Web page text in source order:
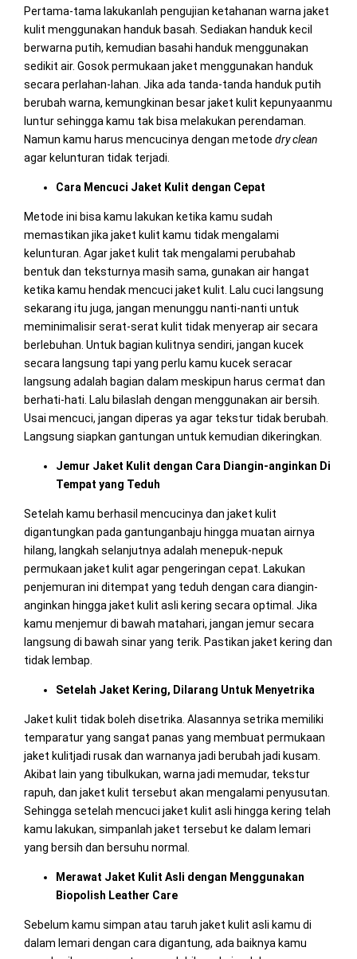
Pertama-tama lakukanlah pengujian ketahanan warna jaket
kulit menggunakan handuk basah. Sediakan handuk kecil
berwarna putih, kemudian basahi handuk menggunakan
sedikit air. Gosok permukaan jaket menggunakan handuk
secara perlahan-lahan. Jika ada tanda-tanda handuk putih
berubah warna, kemungkinan besar jaket kulit kepunyaanmu
luntur sehingga kamu tak bisa melakukan perendaman.
Namun kamu harus mencucinya dengan metode dry clean
agar kelunturan tidak terjadi.
Cara Mencuci Jaket Kulit dengan Cepat
Metode ini bisa kamu lakukan ketika kamu sudah
memastikan jika jaket kulit kamu tidak mengalami
kelunturan. Agar jaket kulit tak mengalami perubahab
bentuk dan teksturnya masih sama, gunakan air hangat
ketika kamu hendak mencuci jaket kulit. Lalu cuci langsung
sekarang itu juga, jangan menunggu nanti-nanti untuk
meminimalisir serat-serat kulit tidak menyerap air secara
berlebuhan. Untuk bagian kulitnya sendiri, jangan kucek
secara langsung tapi yang perlu kamu kucek seracar
langsung adalah bagian dalam meskipun harus cermat dan
berhati-hati. Lalu bilaslah dengan menggunakan air bersih.
Usai mencuci, jangan diperas ya agar tekstur tidak berubah.
Langsung siapkan gantungan untuk kemudian dikeringkan.
Jemur Jaket Kulit dengan Cara Diangin-anginkan Di
Tempat yang Teduh
Setelah kamu berhasil mencucinya dan jaket kulit
digantungkan pada gantunganbaju hingga muatan airnya
hilang, langkah selanjutnya adalah menepuk-nepuk
permukaan jaket kulit agar pengeringan cepat. Lakukan
penjemuran ini ditempat yang teduh dengan cara diangin-
anginkan hingga jaket kulit asli kering secara optimal. Jika
kamu menjemur di bawah matahari, jangan jemur secara
langsung di bawah sinar yang terik. Pastikan jaket kering dan
tidak lembap.
Setelah Jaket Kering, Dilarang Untuk Menyetrika
Jaket kulit tidak boleh disetrika. Alasannya setrika memiliki
temparatur yang sangat panas yang membuat permukaan
jaket kulitjadi rusak dan warnanya jadi berubah jadi kusam.
Akibat lain yang tibulkukan, warna jadi memudar, tekstur
rapuh, dan jaket kulit tersebut akan mengalami penyusutan.
Sehingga setelah mencuci jaket kulit asli hingga kering telah
kamu lakukan, simpanlah jaket tersebut ke dalam lemari
yang bersih dan bersuhu normal.
Merawat Jaket Kulit Asli dengan Menggunakan
Biopolish Leather Care
Sebelum kamu simpan atau taruh jaket kulit asli kamu di
dalam lemari dengan cara digantung, ada baiknya kamu